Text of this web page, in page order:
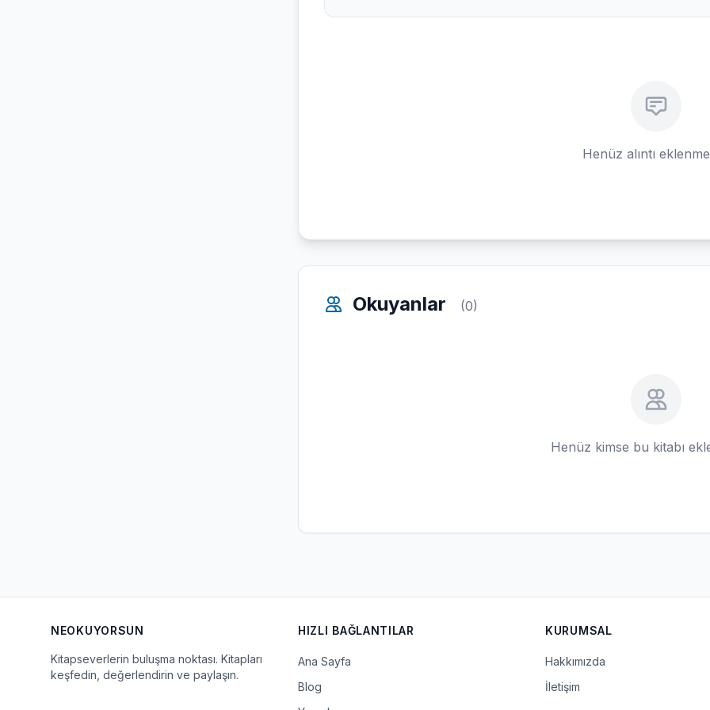
Henüz alıntı
Okuyanlar (0)
Henüz kimse bu kitabı
NEOKUYORSUN
Kitapseverlerin buluşma noktası. Kitapları
keşfedin, değerlendirin ve paylaşın.
HIZLI BAĞLANTILAR
Ana Sayfa
Blog
KURUMSAL
Hakkımızda
İletişim